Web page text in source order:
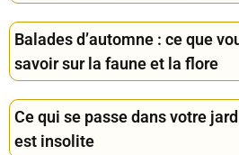
Balades d’automne : ce que
savoir sur la faune et la flore
Ce qui se passe dans votre
est insolite